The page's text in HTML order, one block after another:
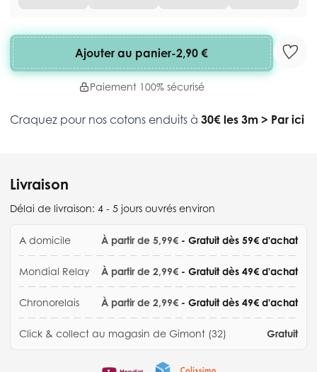
Ajouter au panier-2,90 €
Paiement 100% sécurisé
Craquez pour nos cotons enduits à 30€ les 3m > Par ici
Livraison
Délai de livraison: 4 - 5 jours ouvrés environ
A domicile À partir de 5,99€ - Gratuit dès 59€ d'achat
Mondial Relay À partir de 2,99€ - Gratuit dès 49€ d'achat
Chronorelais À partir de 2,99€ - Gratuit dès 49€ d'achat
Click & collect au magasin de Gimont (32) Gratuit